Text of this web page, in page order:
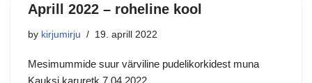
Aprill 2022 – roheline kool
by kirjumirju 19. aprill 2022
Mesimummide suur värviline pudelikorkidest muna
Kauksi karuretk 7.04.2022